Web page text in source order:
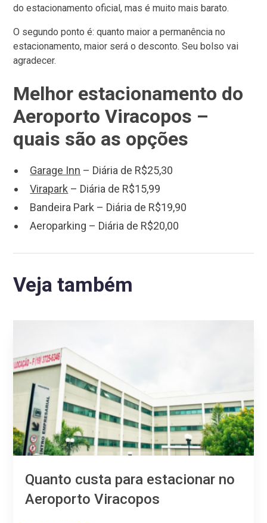
do estacionamento oficial, mas é muito mais barato.
O segundo ponto é: quanto maior a permanência no
estacionamento, maior será o desconto. Seu bolso vai
agradecer.
Melhor estacionamento do
Aeroporto Viracopos –
quais são as opções
Garage Inn – Diária de R$25,30
Virapark – Diária de R$15,99
Bandeira Park – Diária de R$19,90
Aeroparking – Diária de R$20,00
Veja também
Quanto custa para estacionar no
Aeroporto Viracopos